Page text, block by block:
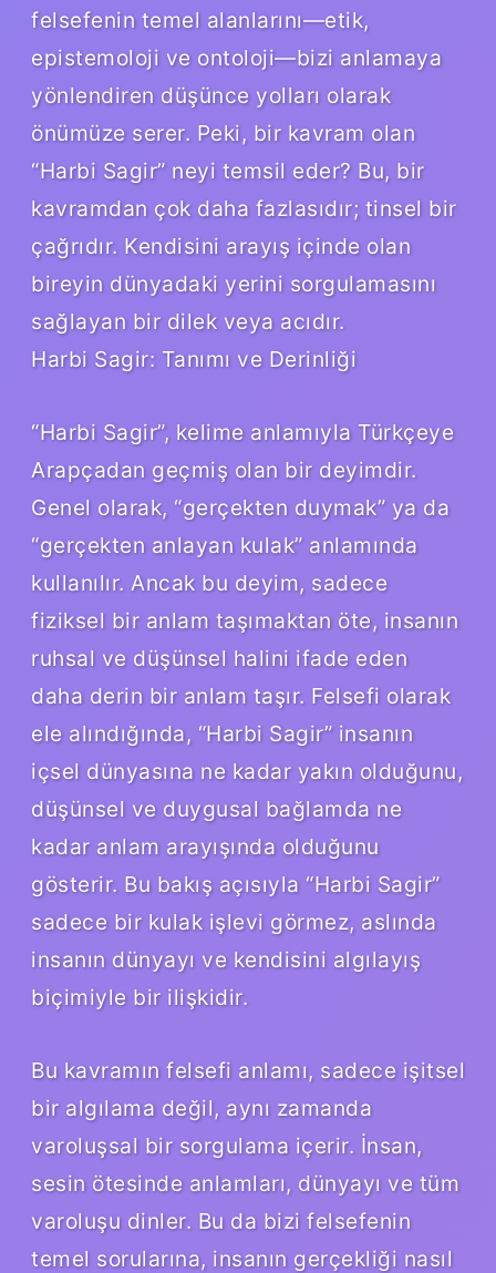
felsefenin temel alanlarını—etik,
epistemoloji ve ontoloji—bizi anlamaya
yönlendiren düşünce yolları olarak
önümüze serer. Peki, bir kavram olan
“Harbi Sagir” neyi temsil eder? Bu, bir
kavramdan çok daha fazlasıdır; tinsel bir
çağrıdır. Kendisini arayış içinde olan
bireyin dünyadaki yerini sorgulamasını
sağlayan bir dilek veya acıdır.
Harbi Sagir: Tanımı ve Derinliği
“Harbi Sagir”, kelime anlamıyla Türkçeye
Arapçadan geçmiş olan bir deyimdir.
Genel olarak, “gerçekten duymak” ya da
“gerçekten anlayan kulak” anlamında
kullanılır. Ancak bu deyim, sadece
fiziksel bir anlam taşımaktan öte, insanın
ruhsal ve düşünsel halini ifade eden
daha derin bir anlam taşır. Felsefi olarak
ele alındığında, “Harbi Sagir” insanın
içsel dünyasına ne kadar yakın olduğunu,
düşünsel ve duygusal bağlamda ne
kadar anlam arayışında olduğunu
gösterir. Bu bakış açısıyla “Harbi Sagir”
sadece bir kulak işlevi görmez, aslında
insanın dünyayı ve kendisini algılayış
biçimiyle bir ilişkidir.
Bu kavramın felsefi anlamı, sadece işitsel
bir algılama değil, aynı zamanda
varoluşsal bir sorgulama içerir. İnsan,
sesin ötesinde anlamları, dünyayı ve tüm
varoluşu dinler. Bu da bizi felsefenin
temel sorularına, insanın gerçekliği nasıl